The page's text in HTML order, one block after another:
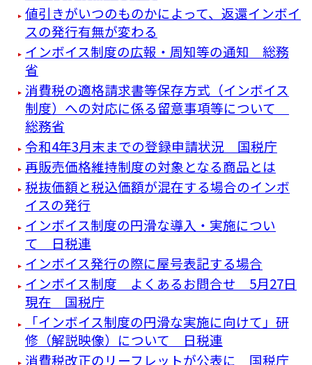
値引きがいつのものかによって、返還インボイ
スの発行有無が変わる
インボイス制度の広報・周知等の通知 総務
省
消費税の適格請求書等保存方式（インボイス
制度）への対応に係る留意事項等について
総務省
令和4年3月末までの登録申請状況 国税庁
再販売価格維持制度の対象となる商品とは
税抜価額と税込価額が混在する場合のインボ
イスの発行
インボイス制度の円滑な導入・実施につい
て 日税連
インボイス発行の際に屋号表記する場合
インボイス制度 よくあるお問合せ 5月27日
現在 国税庁
「インボイス制度の円滑な実施に向けて」研
修（解説映像）について 日税連
消費税改正のリーフレットが公表に 国税庁